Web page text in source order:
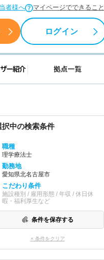
者様へ マイページでできること
ログイン
キャリアアドバイザー紹
択中の検索条件
職種
理学療法士
勤務地
愛知県北名古屋市
こだわり条件
施設種別 / 雇用形態 / 年収 / 休日休
暇・福利厚生など
条件を保存する
× 条件をクリア